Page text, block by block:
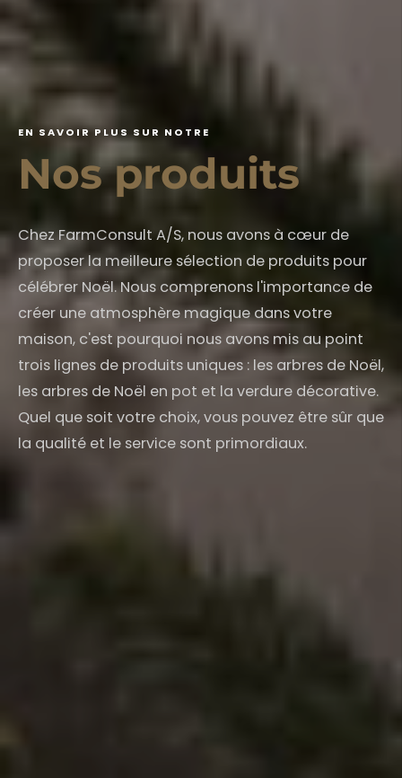
EN SAVO I R P LU S S U R N O T R E
Nos produits
Chez FarmConsult A/S, nous avons à cœur de
proposer la meilleure sélection de produits pour
célébrer Noël. Nous comprenons l'importance de
créer une atmosphère magique dans votre
maison, c'est pourquoi nous avons mis au point
trois lignes de produits uniques : les arbres de Noël,
les arbres de Noël en pot et la verdure décorative.
Quel que soit votre choix, vous pouvez être sûr que
la qualité et le service sont primordiaux.